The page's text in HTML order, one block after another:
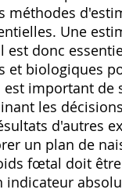
méthodes
Une
est donc
et biologiques
est important
les
d'autres
un plan de
fœtal doit
indicateur